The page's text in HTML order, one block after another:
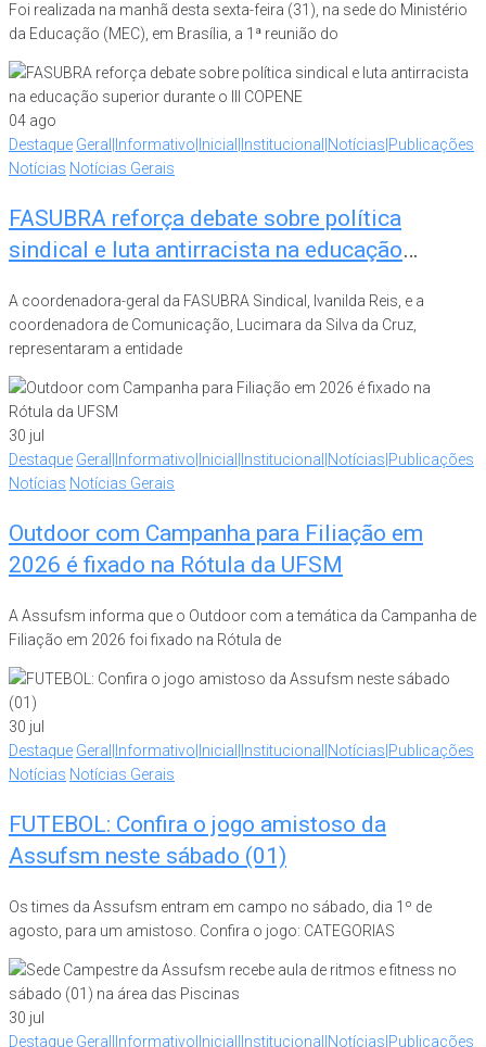
Foi realizada na manhã desta sexta-feira (31), na sede do Ministério
da Educação (MEC), em Brasília, a 1ª reunião do
04 ago
Destaque Geral|Informativo|Inicial|Institucional|Notícias|Publicações
Notícias Notícias Gerais
FASUBRA reforça debate sobre política
sindical e luta antirracista na educação
A coordenadora-geral da FASUBRA Sindical, Ivanilda Reis, e a
coordenadora de Comunicação, Lucimara da Silva da Cruz,
representaram a entidade
30 jul
Destaque Geral|Informativo|Inicial|Institucional|Notícias|Publicações
Notícias Notícias Gerais
Outdoor com Campanha para Filiação em
2026 é fixado na Rótula da UFSM
A Assufsm informa que o Outdoor com a temática da Campanha de
Filiação em 2026 foi fixado na Rótula de
30 jul
Destaque Geral|Informativo|Inicial|Institucional|Notícias|Publicações
Notícias Notícias Gerais
FUTEBOL: Confira o jogo amistoso da
Assufsm neste sábado (01)
Os times da Assufsm entram em campo no sábado, dia 1º de
agosto, para um amistoso. Confira o jogo: CATEGORIAS
30 jul
Destaque Geral|Informativo|Inicial|Institucional|Notícias|Publicações